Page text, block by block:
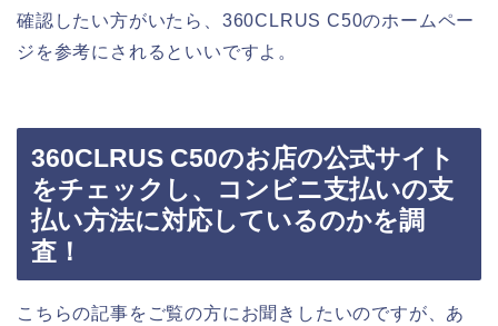
確認したい方がいたら、360CLRUS C50のホームペー
ジを参考にされるといいですよ。
360CLRUS C50のお店の公式サイト
をチェックし、コンビニ支払いの支
払い方法に対応しているのかを調
査！
こちらの記事をご覧の方にお聞きしたいのですが、あ